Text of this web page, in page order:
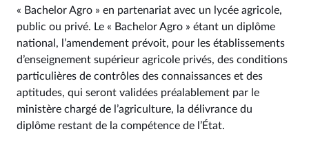
« Bachelor Agro » en partenariat avec un lycée agricole,
public ou privé. Le « Bachelor Agro » étant un diplôme
national, l’amendement prévoit, pour les établissements
d’enseignement supérieur agricole privés, des conditions
particulières de contrôles des connaissances et des
aptitudes, qui seront validées préalablement par le
ministère chargé de l’agriculture, la délivrance du
diplôme restant de la compétence de l’État.